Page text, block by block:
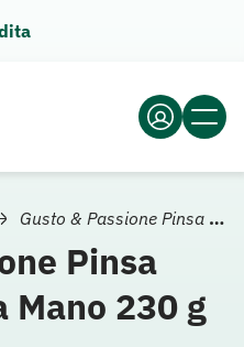
Gusto & Passione Pinsa Fresca Stesa a Mano 230 g
Pinsa
Mano 230 g